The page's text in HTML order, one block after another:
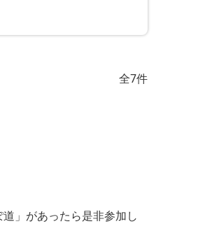
全7件
」があったら是非参加し